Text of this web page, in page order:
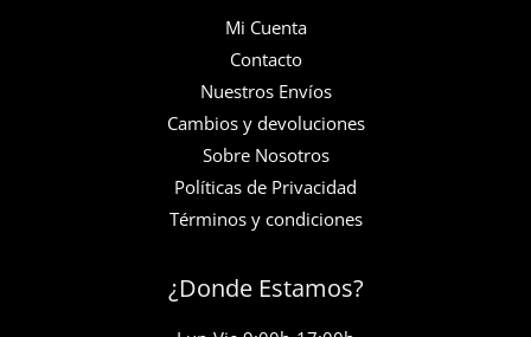
Mi Cuenta
Contacto
Nuestros Envíos
Cambios y devoluciones
Sobre Nosotros
Políticas de Privacidad
Términos y condiciones
¿Donde Estamos?